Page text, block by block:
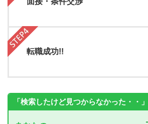
転職成功!!
「検索したけど見つからなかった・・」